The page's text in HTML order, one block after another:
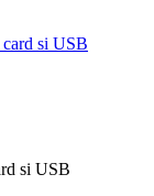
si USB